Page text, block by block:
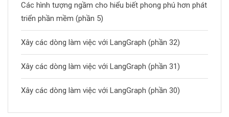
Các hình tượng ngầm cho hiểu biết phong phú hơn phát
triển phần mềm (phần 5)
Xây các dòng làm việc với LangGraph (phần 32)
Xây các dòng làm việc với LangGraph (phần 31)
Xây các dòng làm việc với LangGraph (phần 30)